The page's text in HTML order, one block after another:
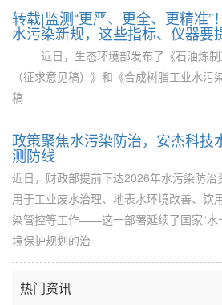
转载|监测“更严、更全、更精准”
水污染新规，这些指标、仪器要
近日，生态环境部发布了《石油炼制
（征求意见稿）》和《合成树脂工业水污
稿
政策聚焦水污染防治，安杰科技
测防线
近日，财政部提前下达2026年水污染防
用于工业废水治理、地表水环境改善、饮
染管控等工作——这一部署延续了国家“水
境保护规划的治
热门资讯